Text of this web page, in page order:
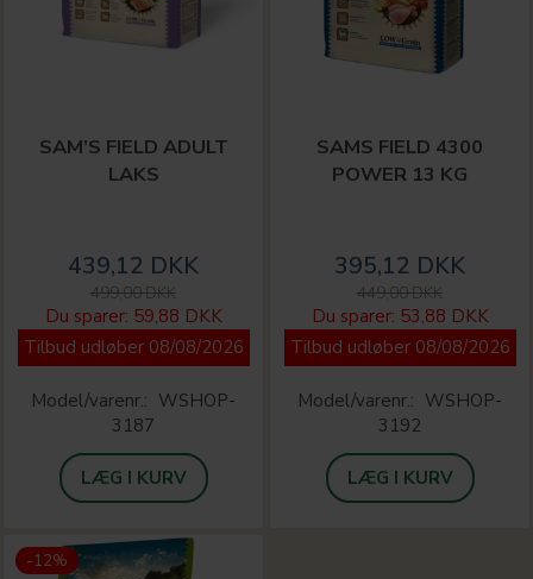
SAM’S FIELD ADULT
LAKS
439,12 DKK
499,00 DKK
Du sparer: 59,88 DKK
Tilbud udløber 08/08/2026
Model/varenr.: WSHOP-
3187
LÆG I KURV
SAMS FIELD 4300
POWER 13 KG
395,12 DKK
449,00 DKK
Du sparer: 53,88 DKK
Tilbud udløber 08/08/2026
Model/varenr.: WSHOP-
3192
LÆG I KURV
-12%